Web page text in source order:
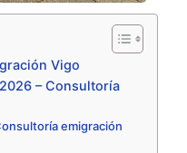
Vigo
– Consultoría
emigración